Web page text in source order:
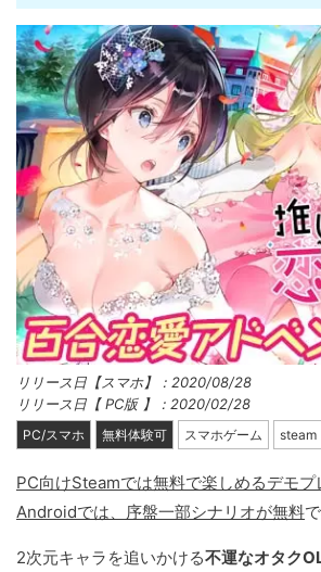
リリース日【スマホ】：2020/08/28
リリース日【 PC版 】：2020/02/28
PC/スマホ 無料体験可 スマホゲーム steam
PC向けSteamでは無料で楽しめるデモ
Androidでは、序盤一部シナリオが無料
2次元キャラを追いかける不運なオタク